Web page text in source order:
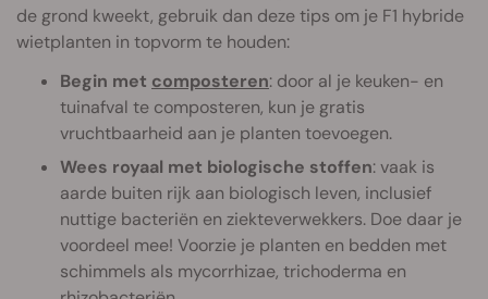
de grond kweekt, gebruik dan deze tips om je F1 hybride
wietplanten in topvorm te houden:
Begin met composteren: door al je keuken- en
tuinafval te composteren, kun je gratis
vruchtbaarheid aan je planten toevoegen.
Wees royaal met biologische stoffen: vaak is
aarde buiten rijk aan biologisch leven, inclusief
nuttige bacteriën en ziekteverwekkers. Doe daar je
voordeel mee! Voorzie je planten en bedden met
schimmels als mycorrhizae, trichoderma en